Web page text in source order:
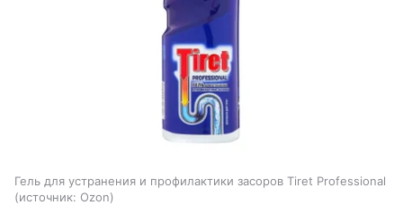
Гель для устранения и профилактики засоров Tiret Professional
источник: Ozon